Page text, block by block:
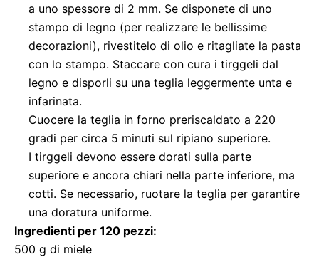
a uno spessore di 2 mm. Se disponete di uno
stampo di legno (per realizzare le bellissime
decorazioni), rivestitelo di olio e ritagliate la pasta
con lo stampo. Staccare con cura i tirggeli dal
legno e disporli su una teglia leggermente unta e
infarinata.
Cuocere la teglia in forno preriscaldato a 220
gradi per circa 5 minuti sul ripiano superiore.
I tirggeli devono essere dorati sulla parte
superiore e ancora chiari nella parte inferiore, ma
cotti. Se necessario, ruotare la teglia per garantire
una doratura uniforme.
Ingredienti per 120 pezzi:
500 g di miele